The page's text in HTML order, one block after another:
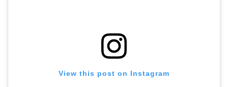
View this post on Instagram